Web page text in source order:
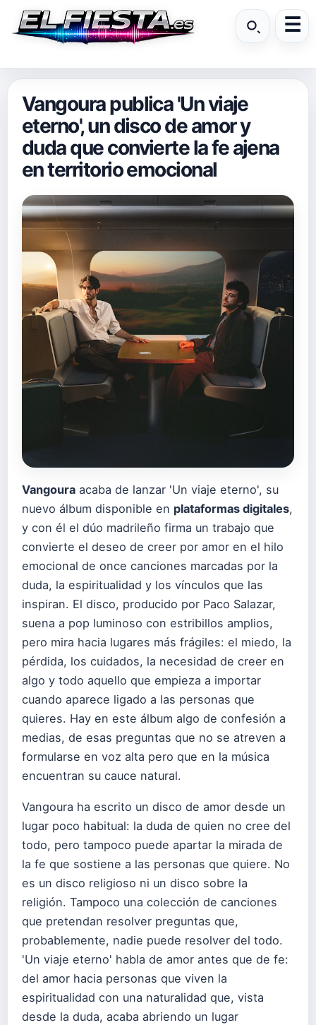
Vangoura publica 'Un viaje
eterno', un disco de amor y
duda que convierte la fe ajena
en territorio emocional
Vangoura acaba de lanzar 'Un viaje eterno', su
nuevo álbum disponible en plataformas digitales,
y con él el dúo madrileño firma un trabajo que
convierte el deseo de creer por amor en el hilo
emocional de once canciones marcadas por la
duda, la espiritualidad y los vínculos que las
inspiran. El disco, producido por Paco Salazar,
suena a pop luminoso con estribillos amplios,
pero mira hacia lugares más frágiles: el miedo, la
pérdida, los cuidados, la necesidad de creer en
algo y todo aquello que empieza a importar
cuando aparece ligado a las personas que
quieres. Hay en este álbum algo de confesión a
medias, de esas preguntas que no se atreven a
formularse en voz alta pero que en la música
encuentran su cauce natural.
Vangoura ha escrito un disco de amor desde un
lugar poco habitual: la duda de quien no cree del
todo, pero tampoco puede apartar la mirada de
la fe que sostiene a las personas que quiere. No
es un disco religioso ni un disco sobre la
religión. Tampoco una colección de canciones
que pretendan resolver preguntas que,
probablemente, nadie puede resolver del todo.
'Un viaje eterno' habla de amor antes que de fe:
del amor hacia personas que viven la
espiritualidad con una naturalidad que, vista
desde la duda, acaba abriendo un lugar